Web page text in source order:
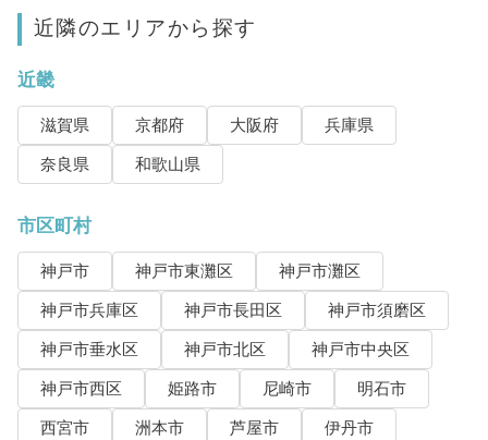
近隣のエリアから探す
近畿
滋賀県 京都府 大阪府
兵庫県
奈良県
和歌山県
市区町村
神戸市 神戸市東灘区
神戸市灘区
神戸市兵庫区
神戸市長田区
神戸市須磨区
神戸市垂水区
神戸市北区
神戸市中央区
神戸市西区
姫路市 尼崎市
明石市
西宮市
洲本市 芦屋市
伊丹市